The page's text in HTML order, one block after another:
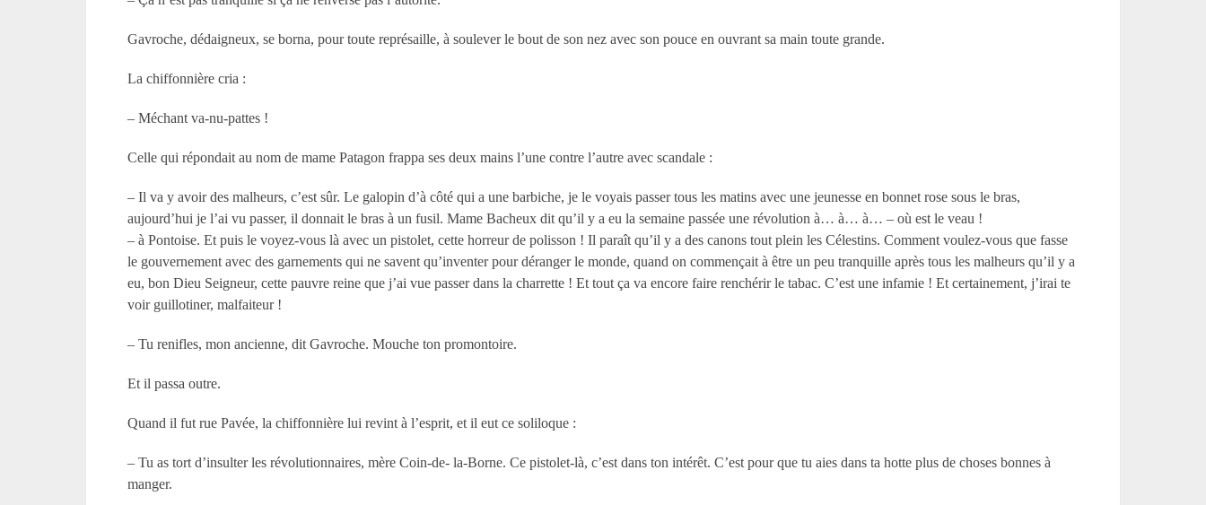
Gavroche, dédaigneux, se borna, pour toute représaille, à soulever le bout de son nez avec son pouce en ouvrant sa main toute grande.
La chiffonnière cria :
– Méchant va-nu-pattes !
Celle qui répondait au nom de mame Patagon frappa ses deux mains l’une contre l’autre avec scandale :
– Il va y avoir des malheurs, c’est sûr. Le galopin d’à côté qui a une barbiche, je le voyais passer tous les matins avec une jeunesse en bonnet rose sous le bras,
aujourd’hui je l’ai vu passer, il donnait le bras à un fusil. Mame Bacheux dit qu’il y a eu la semaine passée une révolution à… à… à… – où est le veau !
– à Pontoise. Et puis le voyez-vous là avec un pistolet, cette horreur de polisson ! Il paraît qu’il y a des canons tout plein les Célestins. Comment voulez-vous que fasse
le gouvernement avec des garnements qui ne savent qu’inventer pour déranger le monde, quand on commençait à être un peu tranquille après tous les malheurs qu’il y a
eu, bon Dieu Seigneur, cette pauvre reine que j’ai vue passer dans la charrette ! Et tout ça va encore faire renchérir le tabac. C’est une infamie ! Et certainement, j’irai te
voir guillotiner, malfaiteur !
– Tu renifles, mon ancienne, dit Gavroche. Mouche ton promontoire.
Et il passa outre.
Quand il fut rue Pavée, la chiffonnière lui revint à l’esprit, et il eut ce soliloque :
– Tu as tort d’insulter les révolutionnaires, mère Coin-de- la-Borne. Ce pistolet-là, c’est dans ton intérêt. C’est pour que tu aies dans ta hotte plus de choses bonnes à
manger.